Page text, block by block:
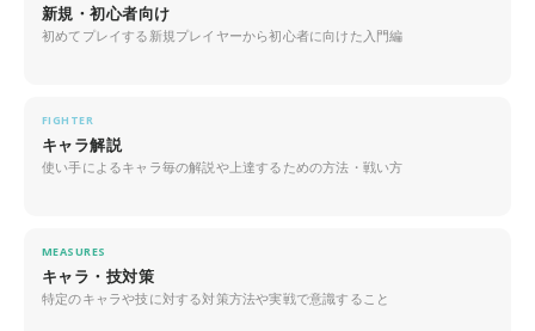
新規・初心者向け
初めてプレイする新規プレイヤーから初心者に向けた入門編
FIGHTER
キャラ解説
使い手によるキャラ毎の解説や上達するための方法・戦い方
MEASURES
キャラ・技対策
特定のキャラや技に対する対策方法や実戦で意識すること